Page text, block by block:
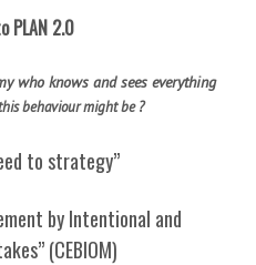
PLAN 2.0
who knows and sees everything
behaviour might be ?
to strategy”
by Intentional and
(CEBIOM)